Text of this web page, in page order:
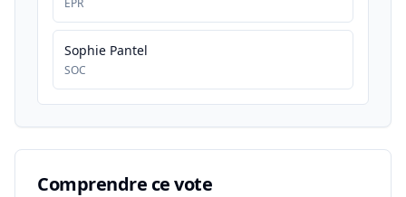
EPR
Sophie Pantel
SOC
Comprendre ce vote